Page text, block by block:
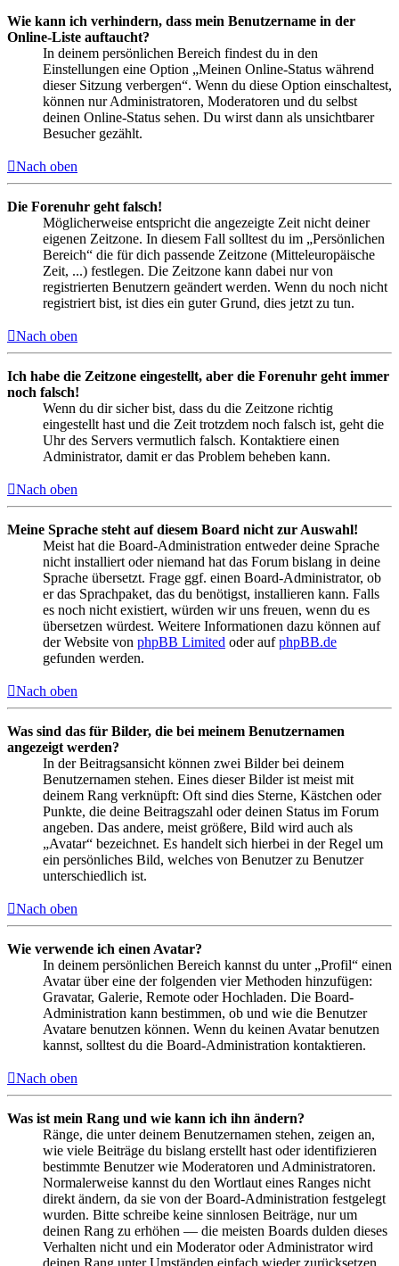
Wie kann ich verhindern, dass mein Benutzername in der
Online-Liste auftaucht?
In deinem persönlichen Bereich findest du in den
Einstellungen eine Option „Meinen Online-Status während
dieser Sitzung verbergen“. Wenn du diese Option einschaltest,
können nur Administratoren, Moderatoren und du selbst
deinen Online-Status sehen. Du wirst dann als unsichtbarer
Besucher gezählt.
Nach oben
Die Forenuhr geht falsch!
Möglicherweise entspricht die angezeigte Zeit nicht deiner
eigenen Zeitzone. In diesem Fall solltest du im „Persönlichen
Bereich“ die für dich passende Zeitzone (Mitteleuropäische
Zeit, ...) festlegen. Die Zeitzone kann dabei nur von
registrierten Benutzern geändert werden. Wenn du noch nicht
registriert bist, ist dies ein guter Grund, dies jetzt zu tun.
Nach oben
Ich habe die Zeitzone eingestellt, aber die Forenuhr geht immer
noch falsch!
Wenn du dir sicher bist, dass du die Zeitzone richtig
eingestellt hast und die Zeit trotzdem noch falsch ist, geht die
Uhr des Servers vermutlich falsch. Kontaktiere einen
Administrator, damit er das Problem beheben kann.
Nach oben
Meine Sprache steht auf diesem Board nicht zur Auswahl!
Meist hat die Board-Administration entweder deine Sprache
nicht installiert oder niemand hat das Forum bislang in deine
Sprache übersetzt. Frage ggf. einen Board-Administrator, ob
er das Sprachpaket, das du benötigst, installieren kann. Falls
es noch nicht existiert, würden wir uns freuen, wenn du es
übersetzen würdest. Weitere Informationen dazu können auf
der Website von phpBB Limited oder aufphpBB.de
gefunden werden.
Nach oben
Was sind das für Bilder, die bei meinem Benutzernamen
angezeigt werden?
In der Beitragsansicht können zwei Bilder bei deinem
Benutzernamen stehen. Eines dieser Bilder ist meist mit
deinem Rang verknüpft: Oft sind dies Sterne, Kästchen oder
Punkte, die deine Beitragszahl oder deinen Status im Forum
angeben. Das andere, meist größere, Bild wird auch als
„Avatar“ bezeichnet. Es handelt sich hierbei in der Regel um
ein persönliches Bild, welches von Benutzer zu Benutzer
unterschiedlich ist.
Nach oben
Wie verwende ich einen Avatar?
In deinem persönlichen Bereich kannst du unter „Profil“ einen
Avatar über eine der folgenden vier Methoden hinzufügen:
Gravatar, Galerie, Remote oder Hochladen. Die Board-
Administration kann bestimmen, ob und wie die Benutzer
Avatare benutzen können. Wenn du keinen Avatar benutzen
kannst, solltest du die Board-Administration kontaktieren.
Nach oben
Was ist mein Rang und wie kann ich ihn ändern?
Ränge, die unter deinem Benutzernamen stehen, zeigen an,
wie viele Beiträge du bislang erstellt hast oder identifizieren
bestimmte Benutzer wie Moderatoren und Administratoren.
Normalerweise kannst du den Wortlaut eines Ranges nicht
direkt ändern, da sie von der Board-Administration festgelegt
wurden. Bitte schreibe keine sinnlosen Beiträge, nur um
deinen Rang zu erhöhen — die meisten Boards dulden dieses
Verhalten nicht und ein Moderator oder Administrator wird
deinen Rang unter Umständen einfach wieder zurücksetzen.